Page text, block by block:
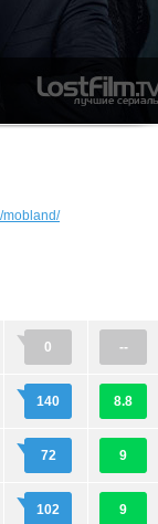
mobland/
0 --
140 8.8
72 9
102 9